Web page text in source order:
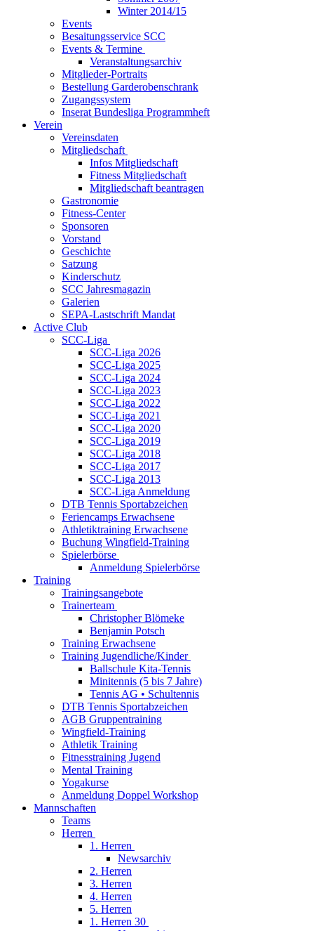
Winter 2014/15
Events
Besaitungsservice SCC
Events & Termine
Veranstaltungsarchiv
Mitglieder-Portraits
Bestellung Garderobenschrank
Zugangssystem
Inserat Bundesliga Programmheft
Verein
Vereinsdaten
Mitgliedschaft
Infos Mitgliedschaft
Fitness Mitgliedschaft
Mitgliedschaft beantragen
Gastronomie
Fitness-Center
Sponsoren
Vorstand
Geschichte
Satzung
Kinderschutz
SCC Jahresmagazin
Galerien
SEPA-Lastschrift Mandat
Active Club
SCC-Liga
SCC-Liga 2026
SCC-Liga 2025
SCC-Liga 2024
SCC-Liga 2023
SCC-Liga 2022
SCC-Liga 2021
SCC-Liga 2020
SCC-Liga 2019
SCC-Liga 2018
SCC-Liga 2017
SCC-Liga 2013
SCC-Liga Anmeldung
DTB Tennis Sportabzeichen
Feriencamps Erwachsene
Athletiktraining Erwachsene
Buchung Wingfield-Training
Spielerbörse
Anmeldung Spielerbörse
Training
Trainingsangebote
Trainerteam
Christopher Blömeke
Benjamin Potsch
Training Erwachsene
Training Jugendliche/Kinder
Ballschule Kita-Tennis
Minitennis (5 bis 7 Jahre)
Tennis AG • Schultennis
DTB Tennis Sportabzeichen
AGB Gruppentraining
Wingfield-Training
Athletik Training
Fitnesstraining Jugend
Mental Training
Yogakurse
Anmeldung Doppel Workshop
Mannschaften
Teams
Herren
1. Herren
Newsarchiv
2. Herren
3. Herren
4. Herren
5. Herren
1. Herren 30